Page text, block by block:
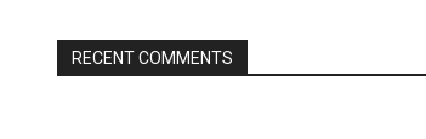
RECENT COMMENTS